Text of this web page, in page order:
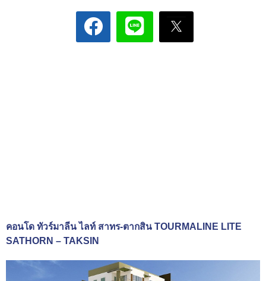
คอนโด ทัวร์มาลีน ไลท์ สาทร-ตากสิน TOURMALINE LITE
SATHORN – TAKSIN